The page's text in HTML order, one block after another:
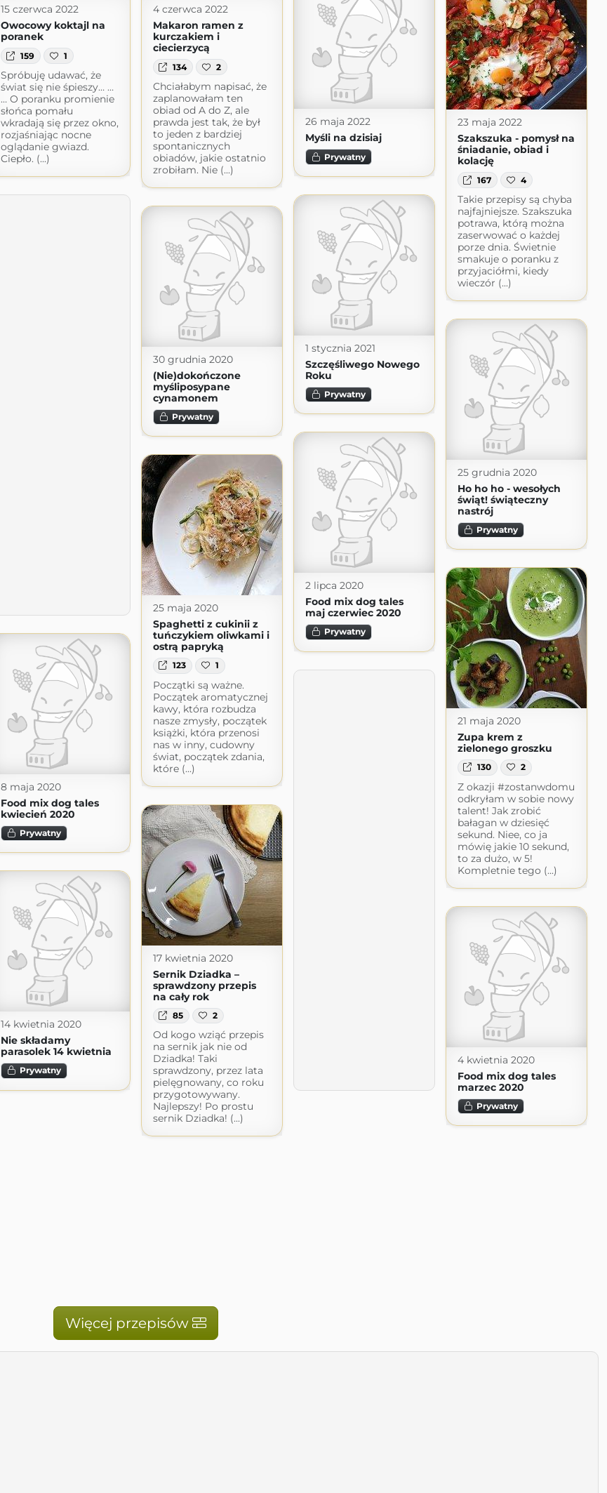
15 czerwca 2022
Owocowy koktajl na
poranek
159 1
Spróbuję udawać, że
świat się nie śpieszy… …
… O poranku promienie
słońca pomału
wkradają się przez okno,
rozjaśniając nocne
oglądanie gwiazd.
Ciepło. (...)
4 czerwca 2022
Makaron ramen z
kurczakiem i
ciecierzycą
134 2
Chciałabym napisać, że
zaplanowałam ten
obiad od A do Z, ale
prawda jest tak, że był
to jeden z bardziej
spontanicznych
obiadów, jakie ostatnio
zrobiłam. Nie (...)
26 maja 2022
Myśli na dzisiaj
Prywatny
23 maja 2022
Szakszuka - pomysł na
śniadanie, obiad i
kolację
167 4
Takie przepisy są chyba
najfajniejsze. Szakszuka
potrawa, którą można
zaserwować o każdej
porze dnia. Świetnie
smakuje o poranku z
przyjaciółmi, kiedy
wieczór (...)
1 stycznia 2021
Szczęśliwego Nowego
Roku
Prywatny
30 grudnia 2020
(Nie)dokończone
myśliposypane
cynamonem
Prywatny
25 grudnia 2020
Ho ho ho - wesołych
świąt! świąteczny
nastrój
Prywatny
2 lipca 2020
Food mix dog tales
maj czerwiec 2020
Prywatny
25 maja 2020
Spaghetti z cukinii z
tuńczykiem oliwkami i
ostrą papryką
123 1
Początki są ważne.
Początek aromatycznej
kawy, która rozbudza
nasze zmysły, początek
książki, która przenosi
nas w inny, cudowny
świat, początek zdania,
które (...)
21 maja 2020
Zupa krem z
zielonego groszku
130 2
Z okazji #zostanwdomu
odkryłam w sobie nowy
talent! Jak zrobić
bałagan w dziesięć
sekund. Niee, co ja
mówię jakie 10 sekund,
to za dużo, w 5!
Kompletnie tego (...)
8 maja 2020
Food mix dog tales
kwiecień 2020
Prywatny
17 kwietnia 2020
Sernik Dziadka –
sprawdzony przepis
na cały rok
85 2
Od kogo wziąć przepis
na sernik jak nie od
Dziadka! Taki
sprawdzony, przez lata
pielęgnowany, co roku
przygotowywany.
Najlepszy! Po prostu
sernik Dziadka! (...)
14 kwietnia 2020
Nie składamy
parasolek 14 kwietnia
Prywatny
4 kwietnia 2020
Food mix dog tales
marzec 2020
Prywatny
Więcej przepisów